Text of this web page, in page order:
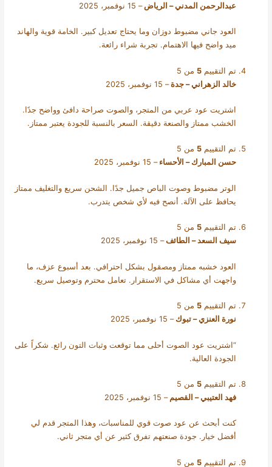
عبدالرحمن المدني – الرياض– 15 نوفمبر، 2025
العود جاني مضبوط دوزان وما يحتاج تعديل كبير. الخامة قوية والهاند
ميد واضح فيها الاهتمام. تجربة شراء رائعة.
تم التقييم5 من 5
خالد الزهراني – جدة– 15 نوفمبر، 2025
اشتريت عود عربي من المتجر، والصوت صراحة دافئ وواضح جدًا.
الخشب ممتاز والصنعة دقيقة. السعر بالنسبة للجودة يعتبر ممتاز.
تم التقييم5 من 5
حسن المبارك – الأحساء– 15 نوفمبر، 2025
الوتر مضبوط وصوت الباص جميل جدًا. الشحن سريع والتغليف ممتاز
يحافظ على الآلة. أنصح فيه لأي شخص يتدرب.
تم التقييم5 من 5
سيف السعد – الطائف– 15 نوفمبر، 2025
العود خشبه ممتاز ومصقول بشكل احترافي. بعد أسبوع عزف، ما
واجهت أي مشاكل في الاستقرار. تعامل محترم وتوصيل سريع.
تم التقييم5 من 5
نورة العنزي – تبوك– 15 نوفمبر، 2025
“اشتريت عود الصوت أحلى مما توقعت وثبات التون رائع. شكراً على
الجودة العالية.
تم التقييم5 من 5
فهد العتيبي – القصيم– 15 نوفمبر، 2025
كنت أبحث عن عود صوت قوي للمناسبات، وهذا المتجر قدم لي
أفضل خيار. جودة صنعتهم تفرق كثير عن أي متجر ثاني.
تم التقييم5 من 5